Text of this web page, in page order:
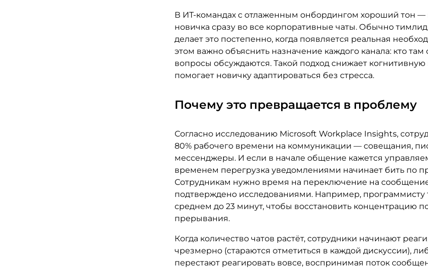
В ИТ-командах с отлаженным онбордингом хороший тон —
новичка сразу во все корпоративные чаты. Обычно
делает это постепенно, когда появляется реальная
этом важно объяснить назначение каждого канала: кто там
вопросы обсуждаются. Такой подход снижает когнитивную
помогает новичку адаптироваться без стресса.
Почему это превращается в проблему
Согласно исследованию Microsoft Workplace Insights,
80% рабочего времени на коммуникации — совещания,
мессенджеры. И если в начале общение кажется
временем перегрузка уведомлениями начинает бить по
Сотрудникам нужно время на переключение на
подтверждено исследованиями. Например, программисту
среднем до 23 минут, чтобы восстановить концентрацию
прерывания.
Когда количество чатов растёт, сотрудники начинают
чрезмерно (стараются отметиться в каждой дискуссии),
перестают реагировать вовсе, воспринимая поток